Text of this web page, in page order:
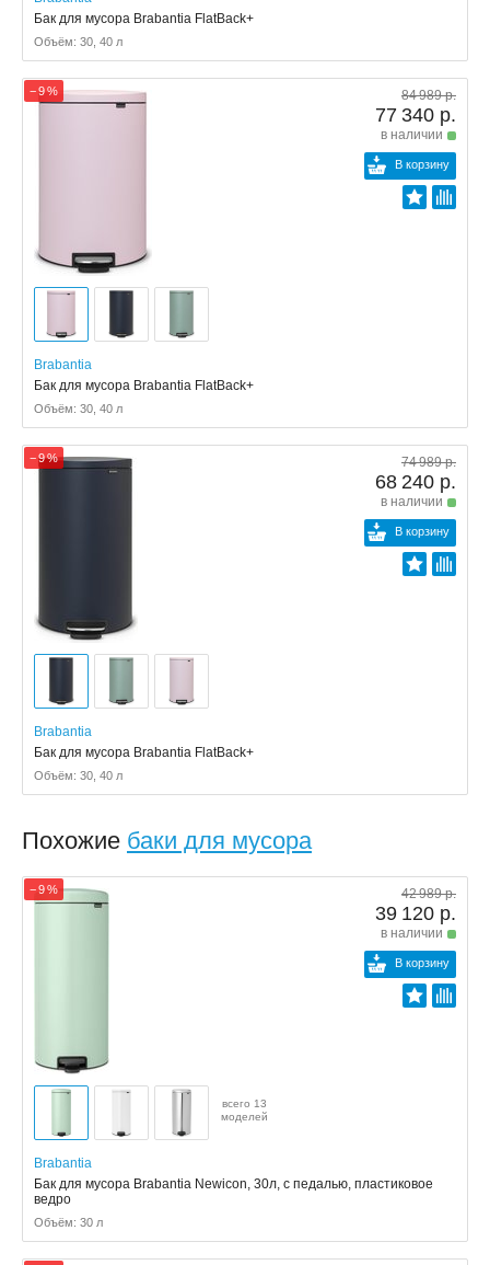
Бак для мусора Brabantia FlatBack+
Объём: 30, 40 л
− 9 % 84 989 р.
77 340 р.
в наличии
В корзину
Brabantia
Бак для мусора Brabantia FlatBack+
Объём: 30, 40 л
− 9 % 74 989 р.
68 240 р.
в наличии
В корзину
Brabantia
Бак для мусора Brabantia FlatBack+
Объём: 30, 40 л
Похожие баки для мусора
− 9 % 42 989 р.
39 120 р.
в наличии
В корзину
всего 13
моделей
Brabantia
Бак для мусора Brabantia Newicon, 30л, с педалью, пластиковое
ведро
Объём: 30 л